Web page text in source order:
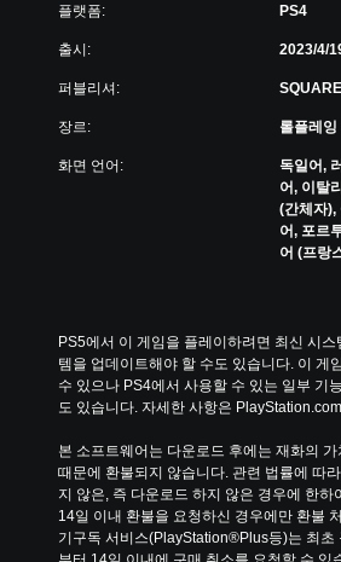
플랫폼: PS4
출시: 2023/4/
퍼블리셔:
장르: 롤플레잉
화면 언어:
독일어,
어, 이탈
(간체자),
어, 포르
어 (프랑
PS5에서 이 게임을 플레이하려면 최신 시
템을 업데이트해야 할 수도 있습니다. 이 게
수 있으나 PS4에서 사용할 수 있는 일부 기
도 있습니다. 자세한 사항은
본 소프트웨어는 다운로드 후에는 재화의 가
때문에 환불되지 않습니다. 관련 법률에 따
지 않은, 즉 다운로드 하지 않은 경우에 한하
14일 이내 환불을 요청하신 경우에만 환불
기구독 서비스(PlayStation®Plus등)는 최초